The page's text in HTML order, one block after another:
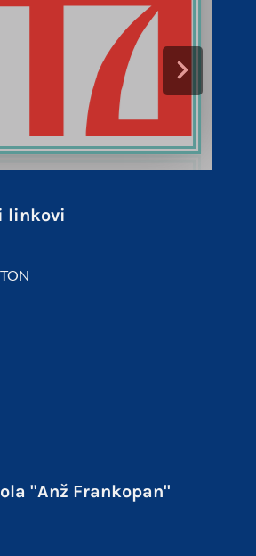
linkovi
"Anž Frankopan"